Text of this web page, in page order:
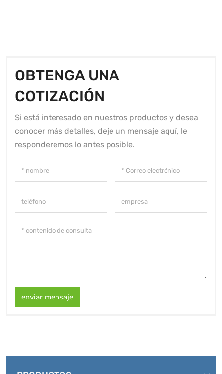
OBTENGA UNA
COTIZACIÓN
Si está interesado en nuestros productos y desea
conocer más detalles, deje un mensaje aquí, le
responderemos lo antes posible.
enviar mensaje